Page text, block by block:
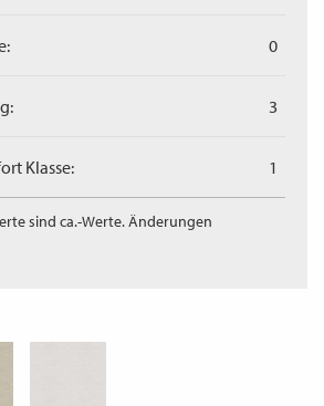
0
3
Klasse: 1
sind ca.-Werte. Änderungen